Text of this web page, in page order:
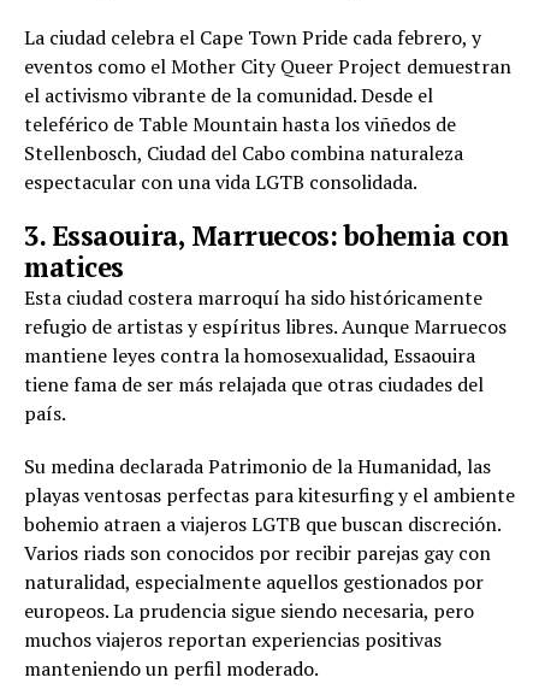
La ciudad celebra el Cape Town Pride cada febrero, y
eventos como el Mother City Queer Project demuestran
el activismo vibrante de la comunidad. Desde el
teleférico de Table Mountain hasta los viñedos de
Stellenbosch, Ciudad del Cabo combina naturaleza
espectacular con una vida LGTB consolidada.
3. Essaouira, Marruecos: bohemia con
matices
Esta ciudad costera marroquí ha sido históricamente
refugio de artistas y espíritus libres. Aunque Marruecos
mantiene leyes contra la homosexualidad, Essaouira
tiene fama de ser más relajada que otras ciudades del
país.
Su medina declarada Patrimonio de la Humanidad, las
playas ventosas perfectas para kitesurfing y el ambiente
bohemio atraen a viajeros LGTB que buscan discreción.
Varios riads son conocidos por recibir parejas gay con
naturalidad, especialmente aquellos gestionados por
europeos. La prudencia sigue siendo necesaria, pero
muchos viajeros reportan experiencias positivas
manteniendo un perfil moderado.